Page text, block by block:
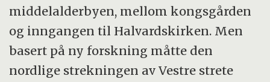
middelalderbyen, mellom kongsgården
og inngangen til Halvardskirken. Men
basert på ny forskning måtte den
nordlige strekningen av Vestre strete